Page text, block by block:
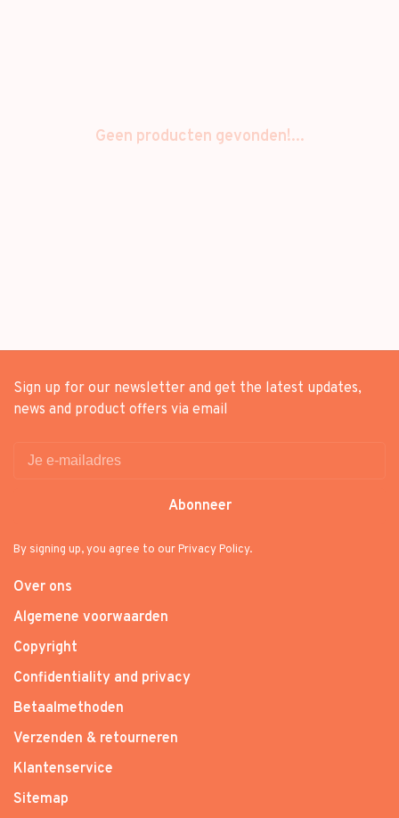
Geen producten gevonden!...
Sign up for our newsletter and get the latest updates,
news and product offers via email
Abonneer
By signing up, you agree to our Privacy Policy.
Over ons
Algemene voorwaarden
Copyright
Confidentiality and privacy
Betaalmethoden
Verzenden & retourneren
Klantenservice
Sitemap